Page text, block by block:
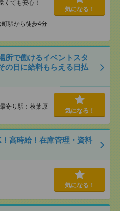
ても安心！
町駅から徒歩4分
気になる！
所で働けるイベントスタ
の日に給料もらえる日払
寄り駅：秋葉原
気になる！
高時給！在庫管理・資料
気になる！